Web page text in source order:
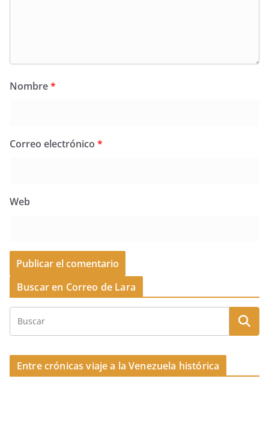
Nombre*
Correo electrónico *
Web
Buscar en Correo de Lara
Entre crónicas viaje a la Venezuela histórica